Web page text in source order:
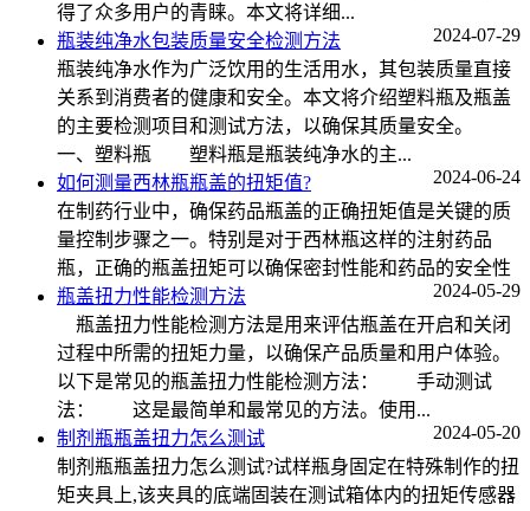
得了众多用户的青睐。本文将详细...
瓶装纯净水包装质量安全检测方法
2024-07-29
瓶装纯净水作为广泛饮用的生活用水，其包装质量直接
关系到消费者的健康和安全。本文将介绍塑料瓶及瓶盖
的主要检测项目和测试方法，以确保其质量安全。
一、塑料瓶 塑料瓶是瓶装纯净水的主...
如何测量西林瓶瓶盖的扭矩值?
2024-06-24
在制药行业中，确保药品瓶盖的正确扭矩值是关键的质
量控制步骤之一。特别是对于西林瓶这样的注射药品
瓶，正确的瓶盖扭矩可以确保密封性能和药品的安全性
瓶盖扭力性能检测方法
2024-05-29
瓶盖扭力性能检测方法是用来评估瓶盖在开启和关闭
过程中所需的扭矩力量，以确保产品质量和用户体验。
以下是常见的瓶盖扭力性能检测方法： 手动测试
法： 这是最简单和最常见的方法。使用...
制剂瓶瓶盖扭力怎么测试
2024-05-20
制剂瓶瓶盖扭力怎么测试?试样瓶身固定在特殊制作的扭
矩夹具上,该夹具的底端固装在测试箱体内的扭矩传感器